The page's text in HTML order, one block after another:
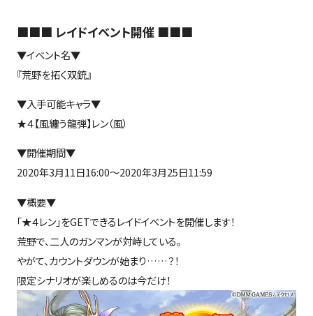
■■■ レイドイベント開催 ■■■
▼イベント名▼
『荒野を拓く双銃』
▼入手可能キャラ▼
★４【風纏う龍弾】レン（風）
▼開催期間▼
2020年3月11日16:00～2020年3月25日11:59
▼概要▼
「★４レン」をGETできるレイドイベントを開催します！
荒野で、二人のガンマンが対峙している。
やがて、カウントダウンが始まり……？！
限定シナリオが楽しめるのは今だけ！